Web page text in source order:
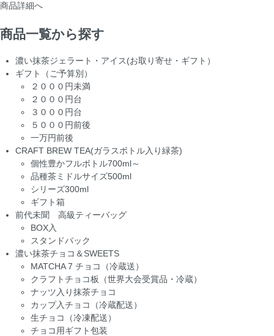
商品詳細へ
商品一覧から探す
濃い抹茶ジェラート・アイス(お取り寄せ・ギフト）
ギフト（ご予算別）
２０００円未満
２０００円台
３０００円台
５０００円前後
一万円前後
CRAFT BREW TEA(ガラスボトル入り緑茶)
個性豊かフルボトル700ml～
品種茶ミドルサイズ500ml
シリーズ300ml
ギフト箱
前代未聞 高級ティーバッグ
BOX入
スタンドパック
濃い抹茶チョコ＆SWEETS
MATCHA 7 チョコ（冷蔵送）
クラフトチョコ板（世界大会受賞品・冷蔵）
ナッツ入り抹茶チョコ
カップ入チョコ（冷蔵配送）
生チョコ（冷凍配送）
チョコ用ギフト包装